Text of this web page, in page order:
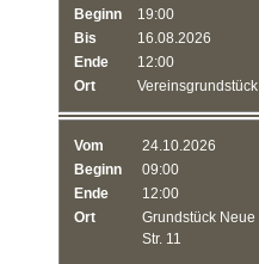
Beginn
19:00
Bis
16.08.2026
Ende
12:00
Ort
Vereinsgrundstück
Vom
24.10.2026
Beginn
09:00
Ende
12:00
Ort
Grundstück Neue
Str. 11